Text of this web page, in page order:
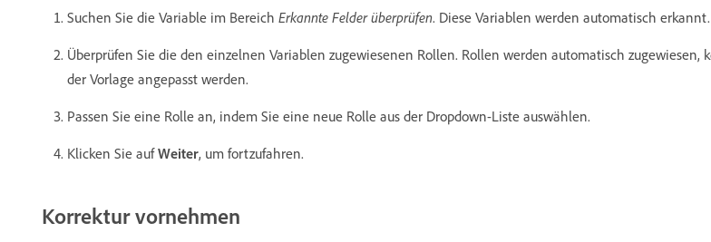
Suchen Sie die Variable im Bereich Erkannte Felder überprüfen. Diese Variablen werden automatisch erkannt.
Überprüfen Sie die den einzelnen Variablen zugewiesenen Rollen. Rollen werden automatisch
der Vorlage angepasst werden.
Passen Sie eine Rolle an, indem Sie eine neue Rolle aus der Dropdown-Liste auswählen.
Klicken Sie aufWeiter, um fortzufahren.
Korrektur vornehmen